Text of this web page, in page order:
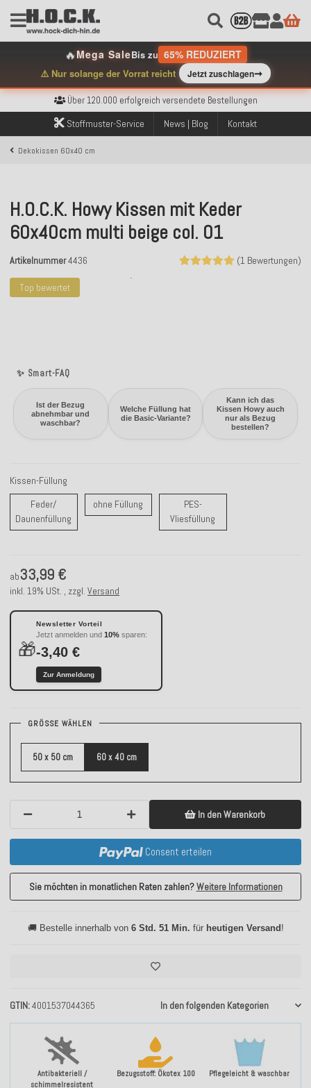
🔥Mega SaleBis zu 65% REDUZIERT
⚠️ Nur solange der Vorrat reicht Jetzt zuschlagen➞
Kostenloser Versand innerhalb Deutschlands ab 99€ Bestellwert
Über 120.000 erfolgreich versendete Bestellungen
Sicher bezahlen mit Klarna, PayPal & Amazon Pay
Kostenloser Versand innerhalb Deutschlands ab 99€ Bestellwert
Über 120.000 erfolgreich versendete Bestellungen
Sicher bezahlen mit Klarna, PayPal & Amazon Pay
Stoffmuster-Service News | Blog Kontakt
Dekokissen 60x40 cm
Top bewertet
✨ Smart-FAQ
Ist der Bezug
abnehmbar und
waschbar?
Welche Füllung hat
die Basic-Variante?
Kann ich das
Kissen Howy auch
nur als Bezug
bestellen?
H.O.C.K. Howy Kissen mit Keder
60x40cm multi beige col. 01
(1 Bewertungen)
Artikelnummer4436
Antibakteriell /
schimmelresistent
Bezugsstoff: Ökotex 100 Pflegeleicht & waschbar
GTIN 4001537044365 In den folgenden Kategorien
Kissen-Füllung
Feder/
Daunenfüllung Feder/ Daunenfüllung
ohne Füllung ohne FüllungPES-
Vliesfüllung
ab33,99 €
inkl. 19% USt. , zzgl. Versand
🎁
Newsletter Vorteil
Jetzt anmelden und 10% sparen:
-3,40 €
Zur Anmeldung
GRÖSSE WÄHLEN
50 x 50 cm 60 x 40 cm
In den Warenkorb
Consent erteilen
Sie möchten in monatlichen Raten zahlen?Weitere Informationen
🚚 Bestelle innerhalb von 6 Std. 51 Min. für heutigen Versand !